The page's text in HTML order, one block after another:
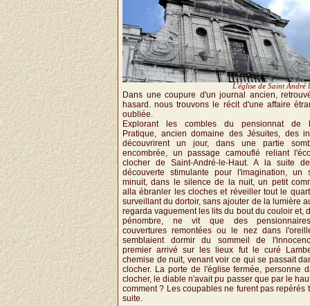
L'église de Saint André
Dans une coupure d'un journal ancien,
hasard. nous trouvons le récit d'une affaire
oubliée.
Explorant les combles du pensionnat de
Pratique, ancien domaine des Jésuites, des
découvrirent un jour, dans une partie
encombrée, un passage camouflé reliant
clocher de Saint-André-le-Haut. A la suite
découverte stimulante pour l'imagination, un
minuit, dans le silence de la nuit, un petit
alla ébranler les cloches et réveiller tout le
surveillant du dortoir, sans ajouter de la lumière
regarda vaguement les lits du bout du couloir et,
pénombre, ne vit que des
couvertures remontées ou le nez dans
semblaient dormir du sommeil de
premier arrivé sur les lieux fut le curé
chemise de nuit, venant voir ce qui se passait
clocher. La porte de l'église fermée, personne
clocher, le diable n'avait pu passer que par le
comment ? Les coupables ne furent pas repérés
suite.